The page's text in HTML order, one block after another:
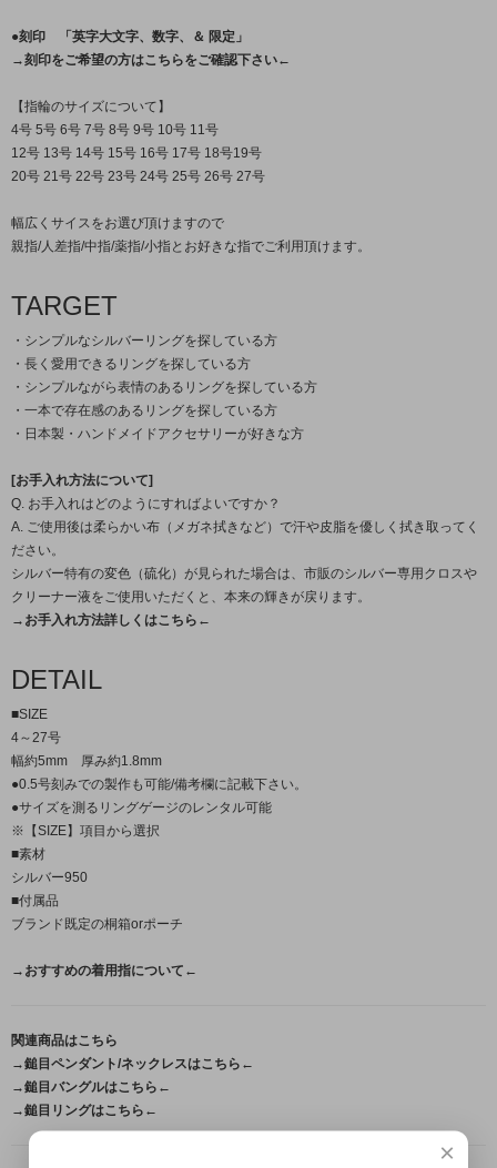
●刻印 「英字大文字、数字、＆ 限定」
→刻印をご希望の方はこちらをご確認下さい←
【指輪のサイズについて】
4号 5号 6号 7号 8号 9号 10号 11号
12号 13号 14号 15号 16号 17号 18号19号
20号 21号 22号 23号 24号 25号 26号 27号
幅広くサイスをお選び頂けますので
親指/人差指/中指/薬指/小指とお好きな指でご利用頂けます。
TARGET
・シンプルなシルバーリングを探している方
・長く愛用できるリングを探している方
・シンプルながら表情のあるリングを探している方
・一本で存在感のあるリングを探している方
・日本製・ハンドメイドアクセサリーが好きな方
[お手入れ方法について]
Q. お手入れはどのようにすればよいですか？
A. ご使用後は柔らかい布（メガネ拭きなど）で汗や皮脂を優しく拭き取ってく
ださい。
シルバー特有の変色（硫化）が見られた場合は、市販のシルバー専用クロスや
クリーナー液をご使用いただくと、本来の輝きが戻ります。
→お手入れ方法詳しくはこちら←
DETAIL
■SIZE
4～27号
幅約5mm 厚み約1.8mm
●0.5号刻みでの製作も可能/備考欄に記載下さい。
●サイズを測るリングゲージのレンタル可能
※【SIZE】項目から選択
■素材
シルバー950
■付属品
ブランド既定の桐箱orポーチ
→おすすめの着用指について←
関連商品はこちら
→鎚目ペンダント/ネックレスはこちら←
→鎚目バングルはこちら←
→鎚目リングはこちら←
×